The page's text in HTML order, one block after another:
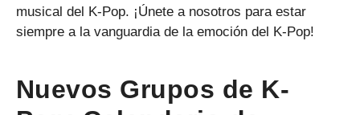
musical del K-Pop. ¡Únete a nosotros para estar
siempre a la vanguardia de la emoción del K-Pop!
Nuevos Grupos de K-